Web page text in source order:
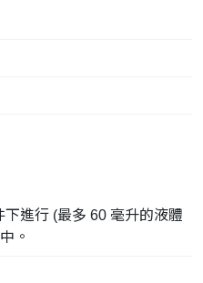
進行 (最多 60 毫升的液體
。